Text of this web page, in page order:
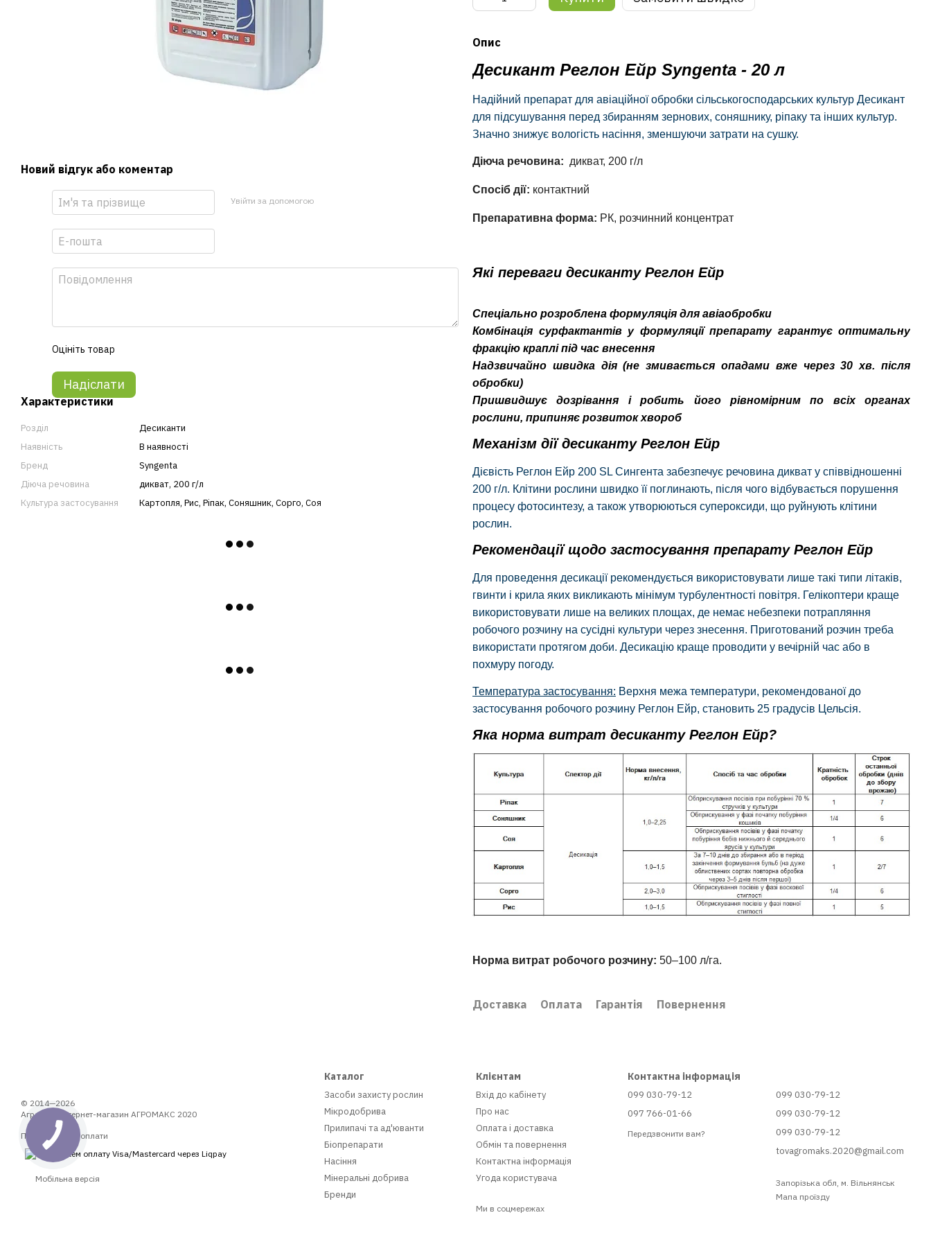
Новий відгук або коментар
Увійти за допомогою
Оцініть товар
Надіслати
Характеристики
Розділ
Десиканти
Наявність
В наявності
Бренд
Syngenta
Діюча речовина
дикват, 200 г/л
Культура застосування
Картопля, Рис, Ріпак, Соняшник, Сорго, Соя
Опис
Десикант Реглон Ейр Syngenta - 20 л
Надійний препарат для авіаційної обробки сільськогосподарських культур Десикант
для підсушування перед збиранням зернових, соняшнику, ріпаку та інших культур.
Значно знижує вологість насіння, зменшуючи затрати на сушку.
Діюча речовина: дикват, 200 г/л
Спосіб дії: контактний
Препаративна форма: РК, розчинний концентрат
Які переваги десиканту Реглон Ейр
Спеціально розроблена формуляція для авіаобробки
Комбінація сурфактантів у формуляції препарату гарантує оптимальну
фракцію краплі під час внесення
Надзвичайно швидка дія (не змивається опадами вже через 30 хв. після
обробки)
Пришвидшує дозрівання і робить його рівномірним по всіх органах
рослини, припиняє розвиток хвороб
Механізм дії десиканту Реглон Ейр
Дієвість Реглон Ейр 200 SL Сингента забезпечує речовина дикват у співвідношенні
200 г/л. Клітини рослини швидко її поглинають, після чого відбувається порушення
процесу фотосинтезу, а також утворюються супероксиди, що руйнують клітини
рослин.
Рекомендації щодо застосування препарату Реглон Ейр
Для проведення десикації рекомендується використовувати лише такі типи літаків,
гвинти і крила яких викликають мінімум турбулентності повітря. Гелікоптери краще
використовувати лише на великих площах, де немає небезпеки потрапляння
робочого розчину на сусідні культури через знесення. Приготований розчин треба
використати протягом доби. Десикацію краще проводити у вечірній час або в
похмуру погоду.
Температура застосування: Верхня межа температури, рекомендованої до
застосування робочого розчину Реглон Ейр, становить 25 градусів Цельсія.
Яка норма витрат десиканту Реглон Ейр?
Норма витрат робочого розчину: 50–100 л/га.
Доставка Оплата Гарантія Повернення
© 2014—2026
Аграрний інтернет-магазин АГРОМАКС 2020
Приймаємо до оплати
Мобільна версія
Каталог
Засоби захисту рослин
Мікродобрива
Прилипачі та ад'юванти
Біопрепарати
Насіння
Мінеральні добрива
Бренди
Клієнтам
Вхід до кабінету
Про нас
Оплата і доставка
Обмін та повернення
Контактна інформація
Угода користувача
Ми в соцмережах
Контактна інформація
099 030-79-12
097 766-01-66
Передзвонити вам?
099 030-79-12
099 030-79-12
099 030-79-12
tovagromaks.2020@gmail.com
Запорізька обл, м. Вільнянськ
Мапа проїзду